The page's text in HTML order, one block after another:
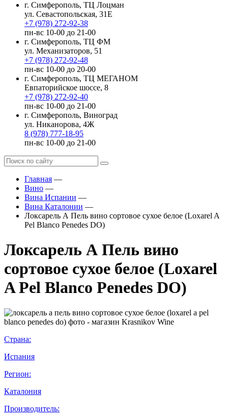
г. Симферополь, ТЦ Лоцман
ул. Севастопольская, 31Е
+7 (978) 272-92-38
пн-вс 10-00 до 21-00
г. Симферополь, ТЦ ФМ
ул. Механизаторов, 51
+7 (978) 272-92-48
пн-вс 10-00 до 20-00
г. Симферополь, ТЦ МЕГАНОМ
Евпаторийское шоссе, 8
+7 (978) 272-92-40
пн-вс 10-00 до 21-00
г. Симферополь, Виноград
ул. Никанорова, 4Ж
8 (978) 777-18-95
пн-вс 10-00 до 21-00
Главная —
Вино —
Вина Испании —
Вина Каталонии —
Локсарель А Пель вино сортовое сухое белое (Loxarel A
Pel Blanco Penedes DO)
Локсарель А Пель вино
сортовое сухое белое (Loxarel
A Pel Blanco Penedes DO)
Страна:
Испания
Регион:
Каталония
Производитель: